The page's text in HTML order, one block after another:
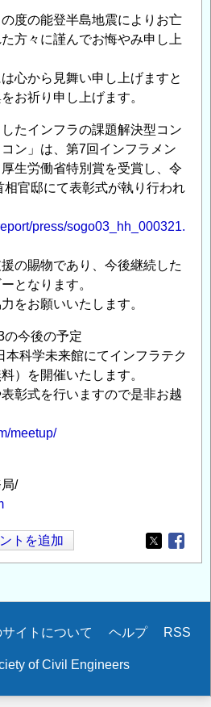
度の能登半島地震によりお亡
方々に謹んでお悔やみ申し上
心から見舞い申し上げますと
お祈り申し上げます。
たインフラの課題解決型コン
ン」は、第7回インフラメン
生労働省特別賞を受賞し、令
官邸にて表彰式が執り行われ
press/sogo03_hh_000321.
の賜物であり、今後継続した
となります。
をお願いいたします。
の今後の予定
本科学未来館にてインフラテク
）を開催いたします。
彰式を行いますので是非お越
meetup/
/
トを追加
Opens in
サイトについて ヘルプ RSS
of Civil Engineers